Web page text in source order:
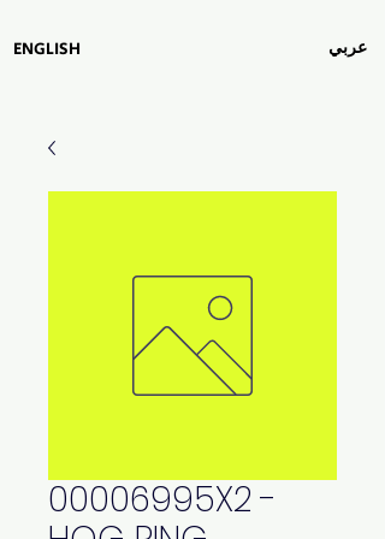
عربي ENGLISH
00006995X2 -